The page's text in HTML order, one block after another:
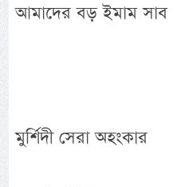
আমাদের বড় ইমাম সাব
মুর্শিদী সেরা অহংকার